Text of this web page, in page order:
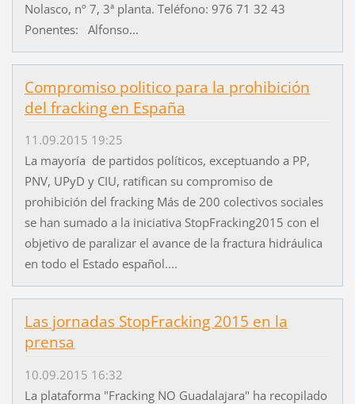
Nolasco, nº 7, 3ª planta. Teléfono: 976 71 32 43
Ponentes: Alfonso...
Compromiso politico para la prohibición
del fracking en España
11.09.2015 19:25
La mayoría de partidos políticos, exceptuando a PP,
PNV, UPyD y CIU, ratifican su compromiso de
prohibición del fracking Más de 200 colectivos sociales
se han sumado a la iniciativa StopFracking2015 con el
objetivo de paralizar el avance de la fractura hidráulica
en todo el Estado español....
Las jornadas StopFracking 2015 en la
prensa
10.09.2015 16:32
La plataforma "Fracking NO Guadalajara" ha recopilado